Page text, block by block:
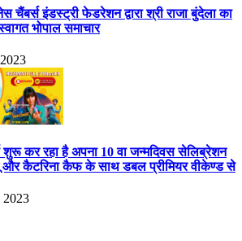
चैंबर्स इंडस्ट्री फेडरेशन द्वारा श्री राजा बुंदेला का
भोपाल समाचार
शुरू कर रहा है अपना 10 वा जन्मदिवस सेलिब्रेशन
कैटरिना कैफ के साथ डबल प्रीमियर वीकेण्ड से